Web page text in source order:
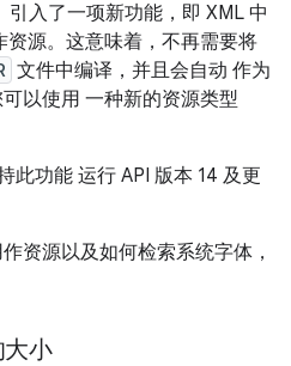
入了一项新功能，即 XML 中
源。这意味着，不再需要将
文件中编译，并且会自动 作为
以使用 一种新的资源类型
此功能 运行 API 版本 14 及更
资源以及如何检索系统字体，
小